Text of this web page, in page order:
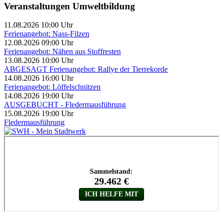
Veranstaltungen Umweltbildung
11.08.2026 10:00 Uhr
Ferienangebot: Nass-Filzen
12.08.2026 09:00 Uhr
Ferienangebot: Nähen aus Stoffresten
13.08.2026 10:00 Uhr
ABGESAGT Ferienangebot: Rallye der Tierrekorde
14.08.2026 16:00 Uhr
Ferienangebot: Löffelschnitzen
14.08.2026 19:00 Uhr
AUSGEBUCHT - Fledermausführung
15.08.2026 19:00 Uhr
Fledermausführung